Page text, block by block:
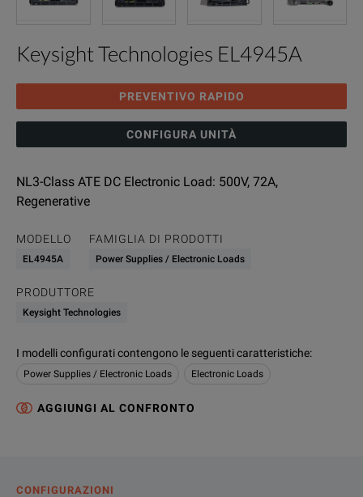
Keysight Technologies EL4945A
PREVENTIVO RAPIDO
CONFIGURA UNITÀ
NL3-Class ATE DC Electronic Load: 500V, 72A,
Regenerative
MODELLO
EL4945A
FAMIGLIA DI PRODOTTI
Power Supplies / Electronic Loads
PRODUTTORE
Keysight Technologies
I modelli configurati contengono le seguenti caratteristiche:
Power Supplies / Electronic Loads Electronic Loads
AGGIUNGI AL CONFRONTO
CONFIGURAZIONI